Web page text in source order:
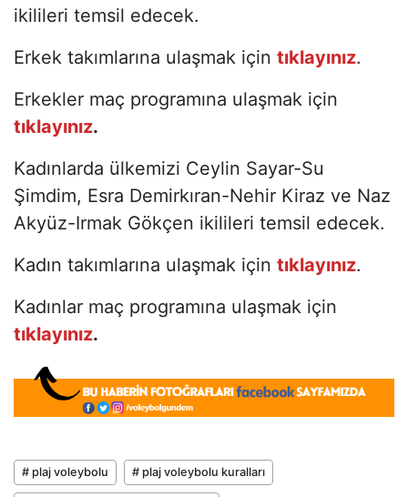
ikilileri temsil edecek.
Erkek takımlarına ulaşmak için tıklayınız.
Erkekler maç programına ulaşmak için
tıklayınız.
Kadınlarda ülkemizi Ceylin Sayar-Su
Şimdim, Esra Demirkıran-Nehir Kiraz ve Naz
Akyüz-Irmak Gökçen ikilileri temsil edecek.
Kadın takımlarına ulaşmak için tıklayınız.
Kadınlar maç programına ulaşmak için
tıklayınız.
# plaj voleybolu # plaj voleybolu kuralları